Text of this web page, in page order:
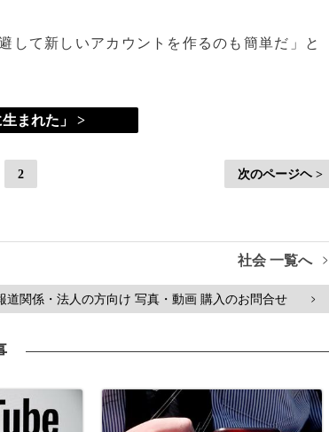
して新しいアカウントを作るのも簡単だ」と
生まれた」 >
2 次のページヘ >
社会 一覧へ >
道関係・法人の方向け 写真・動画 購入のお問合せ >